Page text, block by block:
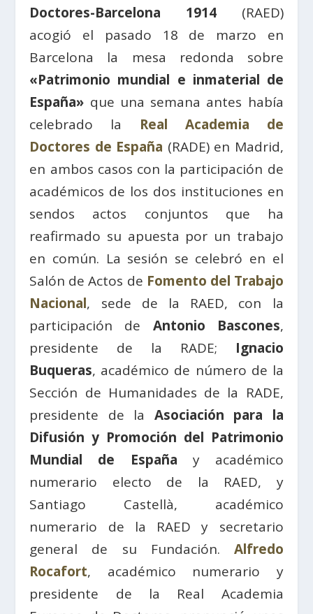
Doctores-Barcelona 1914 (RAED)
acogió el pasado 18 de marzo en
Barcelona la mesa redonda sobre
«Patrimonio mundial e inmaterial de
España» que una semana antes había
celebrado la Real Academia de
Doctores de España (RADE) en Madrid,
en ambos casos con la participación de
académicos de los dos instituciones en
sendos actos conjuntos que ha
reafirmado su apuesta por un trabajo
en común. La sesión se celebró en el
Salón de Actos de Fomento del Trabajo
Nacional, sede de la RAED, con la
participación de Antonio Bascones,
presidente de la RADE; Ignacio
Buqueras, académico de número de la
Sección de Humanidades de la RADE,
presidente de la Asociación para la
Difusión y Promoción del Patrimonio
Mundial de España y académico
numerario electo de la RAED, y
Santiago Castellà, académico
numerario de la RAED y secretario
general de su Fundación. Alfredo
Rocafort, académico numerario y
presidente de la Real Academia